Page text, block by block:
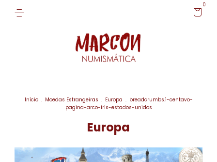
0
Início . Moedas Estrangeiras . Europa . breadcrumbs.1-centavo-
pagina-arco-iris-estados-unidos
Europa